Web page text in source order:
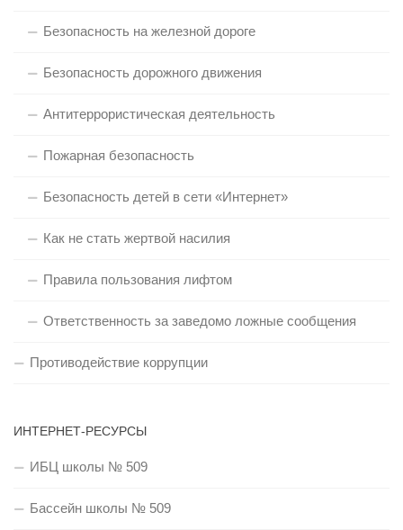
Безопасность на железной дороге
Безопасность дорожного движения
Антитеррористическая деятельность
Пожарная безопасность
Безопасность детей в сети «Интернет»
Как не стать жертвой насилия
Правила пользования лифтом
Ответственность за заведомо ложные сообщения
Противодействие коррупции
ИНТЕРНЕТ-РЕСУРСЫ
ИБЦ школы № 509
Бассейн школы № 509